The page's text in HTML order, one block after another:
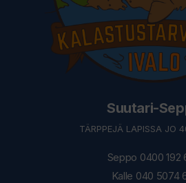
Suutari-
TÄRPPEJÄ LAPISSA JO
Seppo 0400 192
Kalle 040 5074